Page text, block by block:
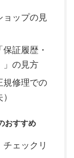
ョップの見
証履歴・
」の見方
規修理での
おすすめ
ェックリ